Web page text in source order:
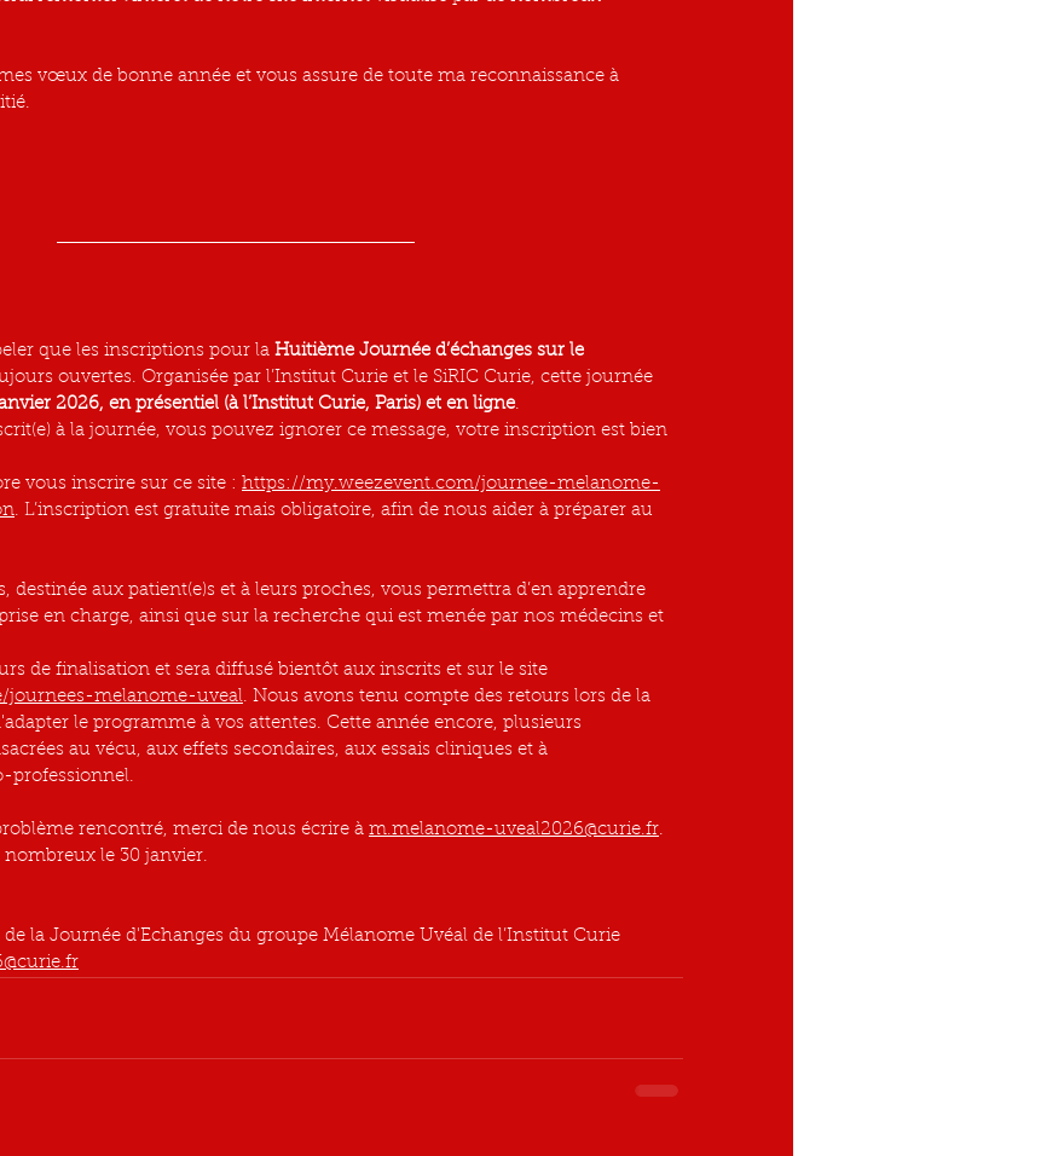
vœux de bonne année et vous assure de toute ma reconnaissance à
que les inscriptions pour la Huitième Journée d’échanges sur le
ouvertes. Organisée par l’Institut Curie et le SiRIC Curie, cette journée
2026, en présentiel (à l’Institut Curie, Paris) et en ligne.
à la journée, vous pouvez ignorer ce message, votre inscription est bien
vous inscrire sur ce site : https://my.weezevent.com/journee-melanome-
. L’inscription est gratuite mais obligatoire, afin de nous aider à préparer au
destinée aux patient(e)s et à leurs proches, vous permettra d’en apprendre
en charge, ainsi que sur la recherche qui est menée par nos médecins et
de finalisation et sera diffusé bientôt aux inscrits et sur le site
journees-melanome-uveal. Nous avons tenu compte des retours lors de la
le programme à vos attentes. Cette année encore, plusieurs
au vécu, aux effets secondaires, aux essais cliniques et à
professionnel.
rencontré, merci de nous écrire à m.melanome-uveal2026@curie.fr.
le 30 janvier.
la Journée d'Echanges du groupe Mélanome Uvéal de l’Institut Curie